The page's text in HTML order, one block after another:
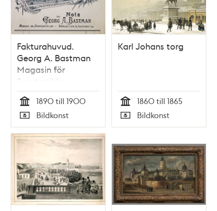
Fakturahuvud.
Georg A. Bastman
Magasin för
Sportartiklar,
Ammunition &
Jagtkrut
Tid
1890 till 1900
Typ
Bildkonst
Karl Johans torg
Tid
1860 till 1865
Typ
Bildkonst